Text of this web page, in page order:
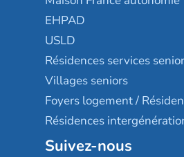
EHPAD
USLD
Résidences services
Villages seniors
Foyers logement /
Résidences
Suivez-nous